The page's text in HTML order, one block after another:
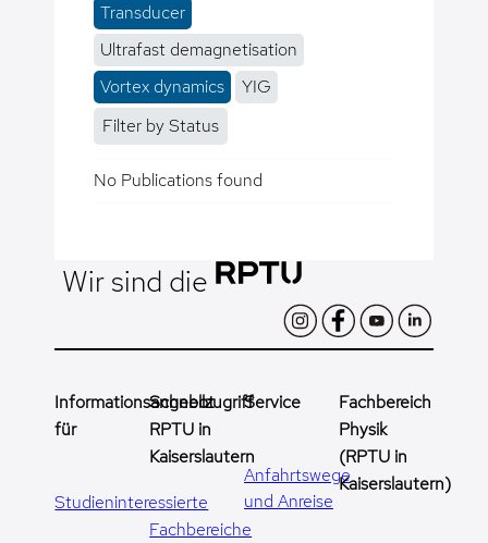
Transducer
Ultrafast demagnetisation
Vortex dynamics
YIG
Filter by Status
No Publications found
Wir sind die
Informationsangebot
für
Studieninteressierte
Schnellzugriff
RPTU in
Kaiserslautern
Fachbereiche
Service
Anfahrtswege
und Anreise
Fachbereich
Physik
(RPTU in
Kaiserslautern)